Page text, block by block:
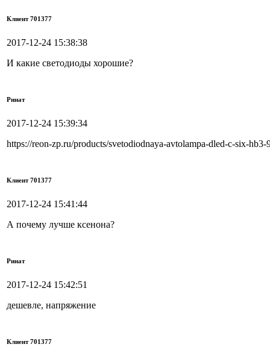
Клиент 701377
2017-12-24 15:38:38
И какие светодиоды хорошие?
Ринат
2017-12-24 15:39:34
https://reon-zp.ru/products/svetodiodnaya-avtolampa-dled-c-six-hb3-
Клиент 701377
2017-12-24 15:41:44
А почему лучше ксенона?
Ринат
2017-12-24 15:42:51
дешевле, напряжение
Клиент 701377